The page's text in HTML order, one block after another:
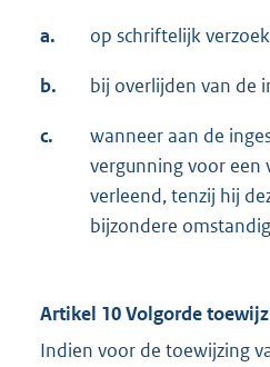
a. op schriftelijk
b. bij overlijden van de
c.
wanneer aan de
vergunning voor een
verleend, tenzij hij
bijzondere
Artikel 10 Volgorde
Indien voor de toewijzing